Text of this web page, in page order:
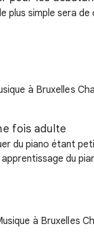
plus simple sera
fois adulte
du piano étant
du